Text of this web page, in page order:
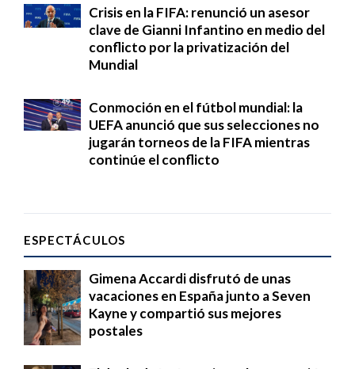
Crisis en la FIFA: renunció un asesor
clave de Gianni Infantino en medio del
conflicto por la privatización del
Mundial
Conmoción en el fútbol mundial: la
UEFA anunció que sus selecciones no
jugarán torneos de la FIFA mientras
continúe el conflicto
ESPECTÁCULOS
Gimena Accardi disfrutó de unas
vacaciones en España junto a Seven
Kayne y compartió sus mejores
postales